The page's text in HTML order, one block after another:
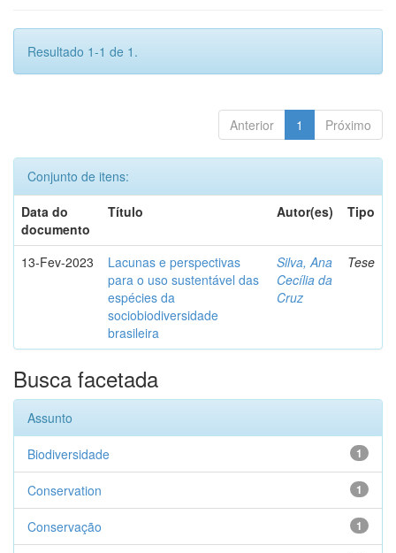
Resultado 1-1 de 1.
Anterior 1 Próximo
Conjunto de itens:
Data do
documento
Título Autor(es) Tipo
13-Fev-2023
Lacunas e perspectivas
para o uso sustentável das
espécies da
sociobiodiversidade
brasileira
Silva, Ana
Cecília da
Cruz
Tese
Busca facetada
Assunto
1
Biodiversidade
1
Conservation
1
Conservação